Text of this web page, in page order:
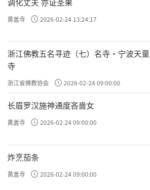
黄盖寺 2026-02-24 13:24:17
浙江佛教五名寻迹（七）名寺·宁波天童
寺
浙江省佛教协会 2026-02-24 09:00:00
长眉罗汉施神通度吝啬女
黄盖寺 2026-02-24 09:00:00
炸烹茄条
黄盖寺 2026-02-24 09:00:00